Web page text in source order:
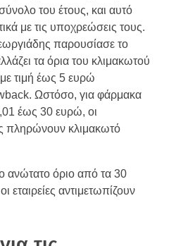
του έτους, και αυτό
με τις υποχρεώσεις τους.
παρουσίασε το
τα όρια του κλιμακωτού
τιμή έως 5 ευρώ
Ωστόσο, για φάρμακα
έως 30 ευρώ, οι
πληρώνουν κλιμακωτό
ανώτατο όριο από τα 30
αντιμετωπίζουν